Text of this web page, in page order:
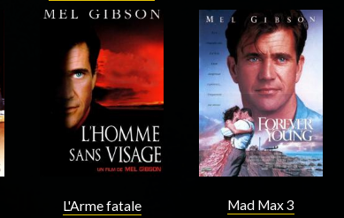
Acteur Acteur
L'Arme fatale Mad Max 3